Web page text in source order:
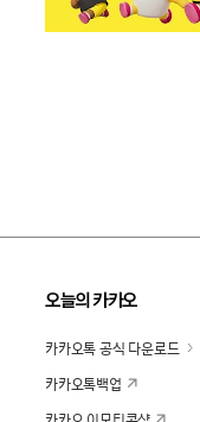
오늘의 카카오
카카오톡 공식 다운로드
카카오톡백업